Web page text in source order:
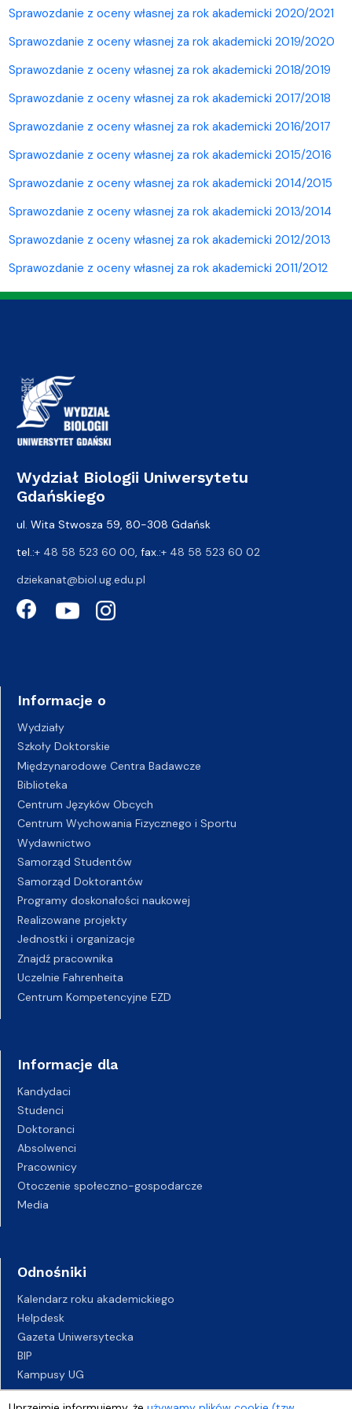
Sprawozdanie z oceny własnej za rok akademicki 2020/2021
Sprawozdanie z oceny własnej za rok akademicki 2019/2020
Sprawozdanie z oceny własnej za rok akademicki 2018/2019
Sprawozdanie z oceny własnej za rok akademicki 2017/2018
Sprawozdanie z oceny własnej za rok akademicki 2016/2017
Sprawozdanie z oceny własnej za rok akademicki 2015/2016
Sprawozdanie z oceny własnej za rok akademicki 2014/2015
Sprawozdanie z oceny własnej za rok akademicki 2013/2014
Sprawozdanie z oceny własnej za rok akademicki 2012/2013
Sprawozdanie z oceny własnej za rok akademicki 2011/2012
Wydział Biologii Uniwersytetu
Gdańskiego
ul. Wita Stwosza 59, 80-308 Gdańsk
tel.:+ 48 58 523 60 00, fax.:+ 48 58 523 60 02
dziekanat@biol.ug.edu.pl
Informacje o
Wydziały
Szkoły Doktorskie
Międzynarodowe Centra Badawcze
Biblioteka
Centrum Języków Obcych
Centrum Wychowania Fizycznego i Sportu
Wydawnictwo
Samorząd Studentów
Samorząd Doktorantów
Programy doskonałości naukowej
Realizowane projekty
Jednostki i organizacje
Znajdź pracownika
Uczelnie Fahrenheita
Centrum Kompetencyjne EZD
Informacje dla
Kandydaci
Studenci
Doktoranci
Absolwenci
Pracownicy
Otoczenie społeczno-gospodarcze
Media
Odnośniki
Kalendarz roku akademickiego
Helpdesk
Gazeta Uniwersytecka
BIP
Kampusy UG
Biuro Karier UG